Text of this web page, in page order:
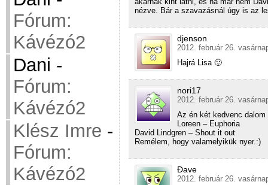
Fórum:
Kávézó2
Dani -
Fórum:
Kávézó2
Klész Imre -
Fórum:
Kávézó2
nézve. Bár a szavazásnál úgy is az
djenson
2012. február 26.
Hajrá Lisa 🙂
nori17
2012. február 26.
Az én két kedvenc dalom
Loreen – Euphoria
David Lindgren – Shout it out
Remélem, hogy valamelyikük nyer.:)
Đave
2012. február 26.